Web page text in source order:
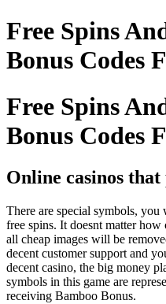
Free Spins
Bonus Codes
Free Spins
Bonus Codes
Online casinos that
There are special symbols,
free spins. It doesnt matter how
all cheap images will be
decent customer support and
decent casino, the big money
symbols in this game are
receiving Bamboo Bonus.